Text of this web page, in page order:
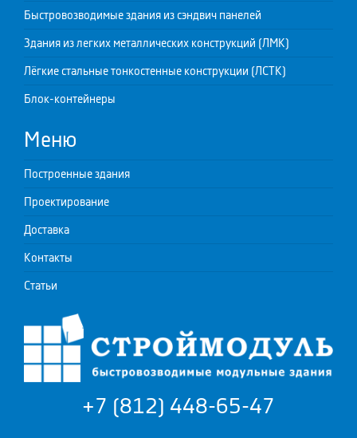
Быстровозводимые здания из сэндвич панелей
Здания из легких металлических конструкций (ЛМК)
Лёгкие стальные тонкостенные конструкции (ЛСТК)
Блок-контейнеры
Меню
Построенные здания
Проектирование
Доставка
Контакты
Статьи
+7 (812) 448-65-47